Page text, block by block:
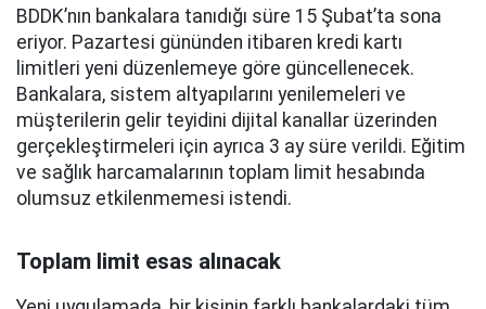
BDDK’nın bankalara tanıdığı süre 15 Şubat’ta sona
eriyor. Pazartesi gününden itibaren kredi kartı
limitleri yeni düzenlemeye göre güncellenecek.
Bankalara, sistem altyapılarını yenilemeleri ve
müşterilerin gelir teyidini dijital kanallar üzerinden
gerçekleştirmeleri için ayrıca 3 ay süre verildi. Eğitim
ve sağlık harcamalarının toplam limit hesabında
olumsuz etkilenmemesi istendi.
Toplam limit esas alınacak